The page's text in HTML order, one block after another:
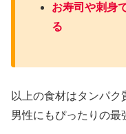
お寿司や刺身
る
以上の食材はタンパ
男性にもぴったりの最